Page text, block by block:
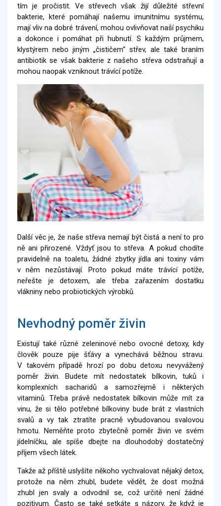
tím je pročistit. Ve střevech však žijí důležité střevní
bakterie, které pomáhají našemu imunitnímu systému,
mají vliv na dobré trávení, mohou ovlivňovat naší psychiku
a dokonce i pomáhat při hubnutí. S každým průjmem,
klystýrem nebo jiným „čističem“ střev, ale také braním
antibiotik se však bakterie z našeho střeva odstraňují a
mohou naopak vzniknout trávící potíže.
Další věc je, že naše střeva nemají být čistá a není to pro
ně ani přirozené. Vždyť jsou to střeva. A pokud chodíte
pravidelně na toaletu, žádné zbytky jídla ani toxiny vám
v něm nezůstávají. Proto pokud máte trávící potíže,
neřešte je detoxem, ale třeba zařazením dostatku
vlákniny nebo probiotických výrobků.
Nevhodný poměr živin
Existují také různé zeleninové nebo ovocné detoxy, kdy
člověk pouze pije šťávy a vynechává běžnou stravu.
V takovém případě hrozí po dobu detoxu nevyvážený
poměr živin. Budete mít nedostatek bílkovin, tuků i
komplexních sacharidů a samozřejmě i některých
vitaminů. Třeba právě nedostatek bílkovin může mít za
vinu, že si tělo potřebné bílkoviny bude brát z vlastních
svalů a vy tak ztratíte pracně vybudovanou svalovou
hmotu. Neměňte proto zbytečně poměr živin ve svém
jídelníčku, ale spíše dbejte na dlouhodobý dostatečný
příjem všech látek.
Takže až příště uslyšíte někoho vychvalovat nějaký detox,
protože na něm zhubl, budete vědět, že dost možná
zhubl jen svaly a odvodnil se, což určitě není žádné
pozitivum. Často se také setkáte s názory, že když je